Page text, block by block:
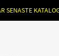
SENASTE